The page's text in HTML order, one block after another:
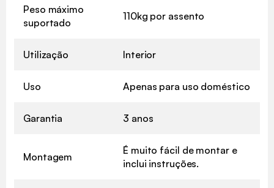
Peso máximo
suportado
110kg por assento
Utilização Interior
Uso Apenas para uso doméstico
Garantia 3 anos
Montagem
É muito fácil de montar e
inclui instruções.